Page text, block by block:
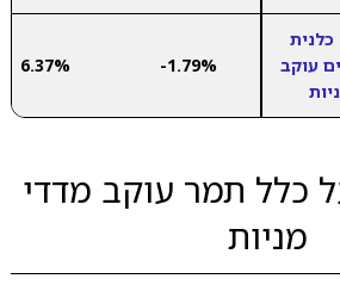
עוקב
-1.79%
6.37%
כלל תמר עוקב מדדי
מניות